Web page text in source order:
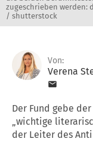
zugeschrieben werden:
/ shutterstock
Von:
Verena
Der Fund gebe
„wichtige
der Leiter des